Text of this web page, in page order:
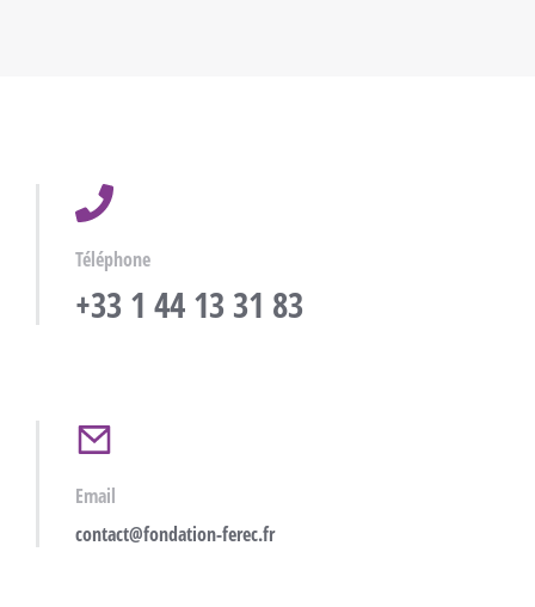
Téléphone
+33 1 44 13 31 83
Email
contact@fondation-ferec.fr